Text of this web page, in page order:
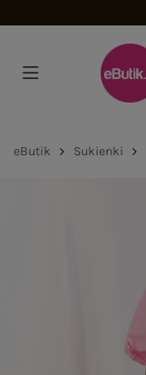
eButik Sukienki